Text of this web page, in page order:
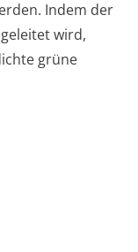
Indem der
wird,
grüne